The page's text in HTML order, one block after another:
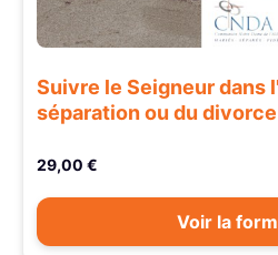
Suivre le Seigneur dans
séparation ou du divorce
29,00 €
Voir la